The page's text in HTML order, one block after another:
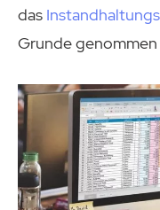
das
Grunde